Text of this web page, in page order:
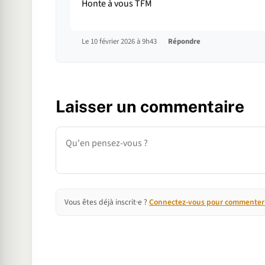
Honte à vous TFM
Le 10 février 2026 à 9h43 Répondre
Laisser un commentaire
Commentaire
Vous êtes déjà inscrit·e ? Connectez-vous pour